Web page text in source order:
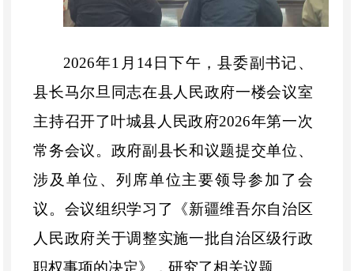
2026年1 月 14日下午，县委副书记、
县长马尔旦同志在县人民政府一楼会议室
主持召开了叶城县人民政府2026年第一次
常务会议。政府副县长和议题提交单位、
涉及单位、列席单位主要领导参加了会
议。会议组织学习了《新疆维吾尔自治区
人民政府关于调整实施一批自治区级行政
职权事项的决定》 ，研究了相关议题。